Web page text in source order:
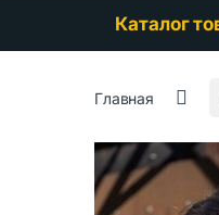
Каталог
Главная